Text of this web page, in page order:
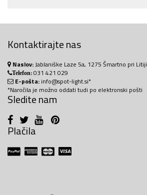
Kontaktirajte nas
Naslov:Jablaniške Laze 5a, 1275 Šmartno pri Litiji
Telefon:031 421 029
E-pošta: info@spot-light.si*
*Naročila je možno oddati tudi po elektronski pošti
Sledite nam
Plačila